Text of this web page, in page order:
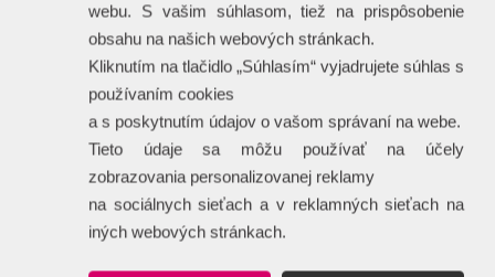
webu. S vašim súhlasom, tiež na prispôsobenie
obsahu na našich webových stránkach.
Kliknutím na tlačidlo „Súhlasím“ vyjadrujete súhlas s
používaním cookies
a s poskytnutím údajov o vašom správaní na webe.
Tieto údaje sa môžu používať na účely
zobrazovania personalizovanej reklamy
na sociálnych sieťach a v reklamných sieťach na
iných webových stránkach.